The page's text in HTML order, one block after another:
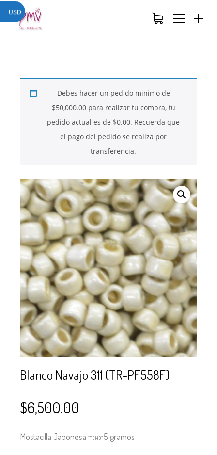
26
NOVIEMBRE
2017
QUE PIEDRAS
SE USAN PARA
BISUTERÍA Y
JOYERÍA
26
NOVIEMBRE
2017
QUE ES LA
MOSTACILLA?
26
NOVIEMBRE
2017
NUESTROS
CURSOS
Debes hacer un pedido minimo de
$50,000.00para realizar tu compra, tu
pedido actual es de $0.00. Recuerda que
el pago del pedido se realiza por
transferencia.
Blanco Navajo 311 (TR-PF558F)
$6,500.00
Mostacilla Japonesa“TOHO” 5 gramos
USD